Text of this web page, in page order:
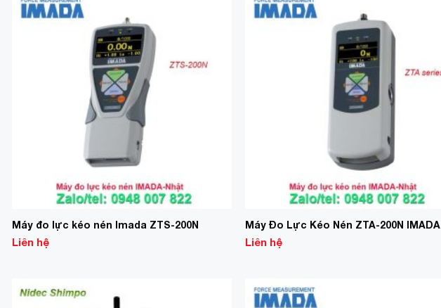
Máy đo lực kéo nén Imada ZTS-200N
Liên hệ
Máy Đo Lực Kéo Nén ZTA-200N IMADA
Liên hệ